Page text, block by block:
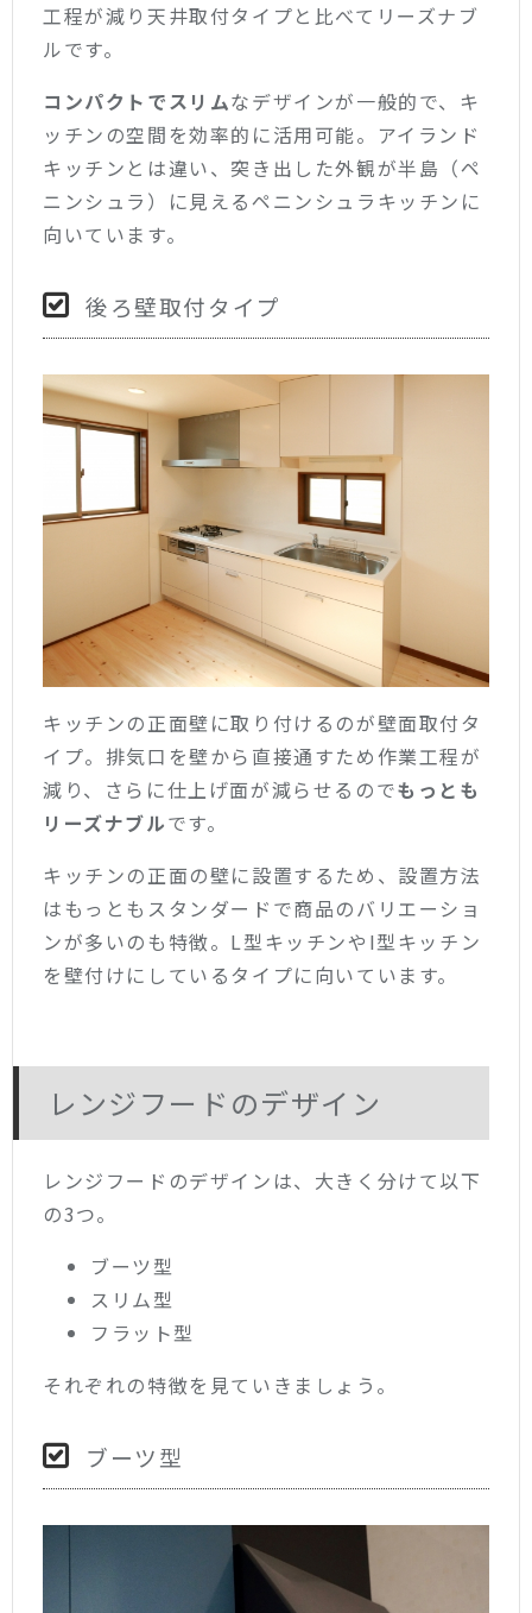
工程が減り天井取付タイプと比べてリーズナブ
ルです。
コンパクトでスリムなデザインが一般的で、キ
ッチンの空間を効率的に活用可能。アイランド
キッチンとは違い、突き出した外観が半島（ペ
ニンシュラ）に見えるペニンシュラキッチンに
向いています。
後ろ壁取付タイプ
キッチンの正面壁に取り付けるのが壁面取付タ
イプ。排気口を壁から直接通すため作業工程が
減り、さらに仕上げ面が減らせるのでもっとも
リーズナブルです。
キッチンの正面の壁に設置するため、設置方法
はもっともスタンダードで商品のバリエーショ
ンが多いのも特徴。L型キッチンやI型キッチン
を壁付けにしているタイプに向いています。
レンジフードのデザイン
レンジフードのデザインは、大きく分けて以下
の3つ。
ブーツ型
スリム型
フラット型
それぞれの特徴を見ていきましょう。
ブーツ型